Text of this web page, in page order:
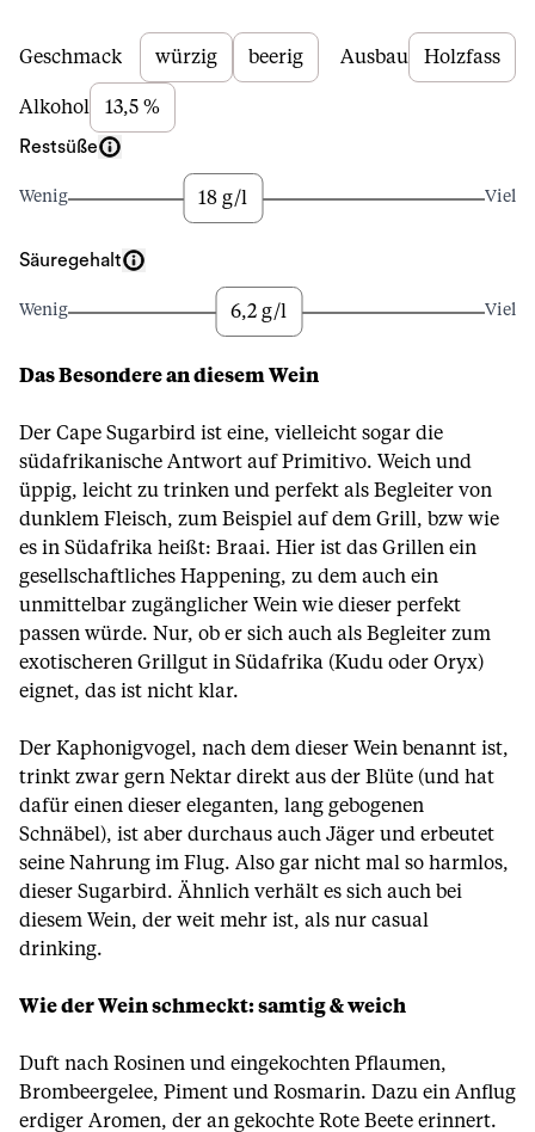
Beschreibung
Geschmack würzig beerig Ausbau Holzfass
Alkohol 13,5 %
Restsüße
Wenig 18 g/l Viel
Säuregehalt
Wenig 6,2 g/l Viel
Das Besondere an diesem Wein
Der Cape Sugarbird ist eine, vielleicht sogar die
südafrikanische Antwort auf Primitivo. Weich und
üppig, leicht zu trinken und perfekt als Begleiter von
dunklem Fleisch, zum Beispiel auf dem Grill, bzw wie
es in Südafrika heißt: Braai. Hier ist das Grillen ein
gesellschaftliches Happening, zu dem auch ein
unmittelbar zugänglicher Wein wie dieser perfekt
passen würde. Nur, ob er sich auch als Begleiter zum
exotischeren Grillgut in Südafrika (Kudu oder Oryx)
eignet, das ist nicht klar.
Der Kaphonigvogel, nach dem dieser Wein benannt ist,
trinkt zwar gern Nektar direkt aus der Blüte (und hat
dafür einen dieser eleganten, lang gebogenen
Schnäbel), ist aber durchaus auch Jäger und erbeutet
seine Nahrung im Flug. Also gar nicht mal so harmlos,
dieser Sugarbird. Ähnlich verhält es sich auch bei
diesem Wein, der weit mehr ist, als nur casual
drinking.
Wie der Wein schmeckt: samtig & weich
Duft nach Rosinen und eingekochten Pflaumen,
Brombeergelee, Piment und Rosmarin. Dazu ein Anflug
erdiger Aromen, der an gekochte Rote Beete erinnert.